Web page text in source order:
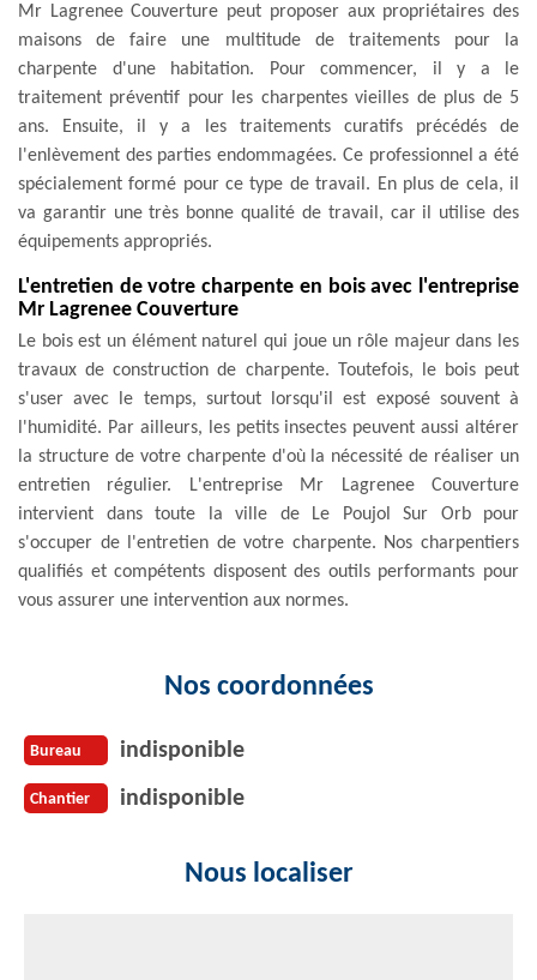
Mr Lagrenee Couverture peut proposer aux propriétaires des
maisons de faire une multitude de traitements pour la
charpente d'une habitation. Pour commencer, il y a le
traitement préventif pour les charpentes vieilles de plus de 5
ans. Ensuite, il y a les traitements curatifs précédés de
l'enlèvement des parties endommagées. Ce professionnel a été
spécialement formé pour ce type de travail. En plus de cela, il
va garantir une très bonne qualité de travail, car il utilise des
équipements appropriés.
L'entretien de votre charpente en bois avec l'entreprise
Mr Lagrenee Couverture
Le bois est un élément naturel qui joue un rôle majeur dans les
travaux de construction de charpente. Toutefois, le bois peut
s'user avec le temps, surtout lorsqu'il est exposé souvent à
l'humidité. Par ailleurs, les petits insectes peuvent aussi altérer
la structure de votre charpente d'où la nécessité de réaliser un
entretien régulier. L'entreprise Mr Lagrenee Couverture
intervient dans toute la ville de Le Poujol Sur Orb pour
s'occuper de l'entretien de votre charpente. Nos charpentiers
qualifiés et compétents disposent des outils performants pour
vous assurer une intervention aux normes.
Nos coordonnées
Bureau indisponible
Chantier indisponible
Nous localiser